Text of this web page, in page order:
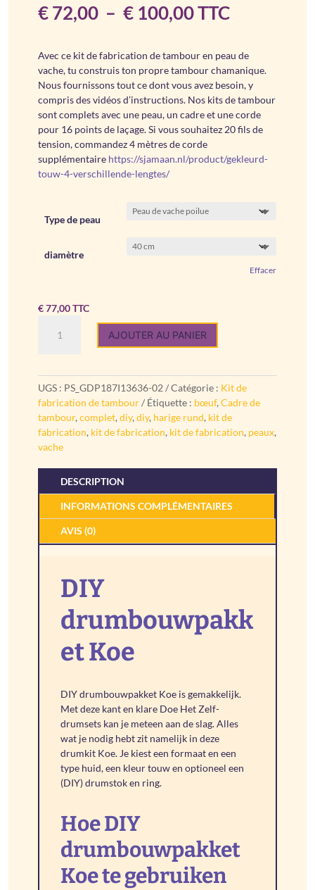
€72,00 – € 100,00Plage
prix :
€ 72,00
à
€ 100,00
TTC
Avec ce kit de fabrication de tambour en peau de
vache, tu construis ton propre tambour chamanique.
Nous fournissons tout ce dont vous avez besoin, y
compris des vidéos d’instructions. Nos kits de tambour
sont complets avec une peau, un cadre et une corde
pour 16 points de laçage. Si vous souhaitez 20 fils de
tension, commandez 4 mètres de corde
supplémentaire https://sjamaan.nl/product/gekleurd-
touw-4-verschillende-lengtes/
Type de peau
diamètre
Effacer
€77,00 TTC
fabrication
de
tambour
DIY
Vache
AJOUTER AU PANIER
UGS : PS_GDP187I13636-02 Catégorie : Kit de
fabrication de tambour
Étiquette : bœuf,Cadre de
tambour,complet,diy,diy, harige rund, kit de
fabrication, kit de fabrication, kit de fabrication, peaux,
vache
DESCRIPTION
INFORMATIONS COMPLÉMENTAIRES
AVIS (0)
DIY
drumbouwpakk
et Koe
DIY drumbouwpakket Koe is gemakkelijk.
Met deze kant en klare Doe Het Zelf-
drumsets kan je meteen aan de slag. Alles
wat je nodig hebt zit namelijk in deze
drumkit Koe. Je kiest een formaat en een
type huid, een kleur touw en optioneel een
(DIY) drumstok en ring.
Hoe DIY
drumbouwpakket
Koe te gebruiken